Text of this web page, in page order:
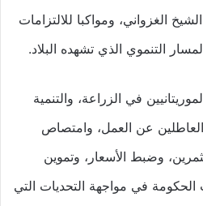
الغزواني، ومواكبا للالتزامات
التنموي الذي تشهده البلاد.
في الزراعة، والتنمية
العاطلين عن العمل، وامتصاص
وضبط الأسعار، وتموين
في مواجهة التحديات التي